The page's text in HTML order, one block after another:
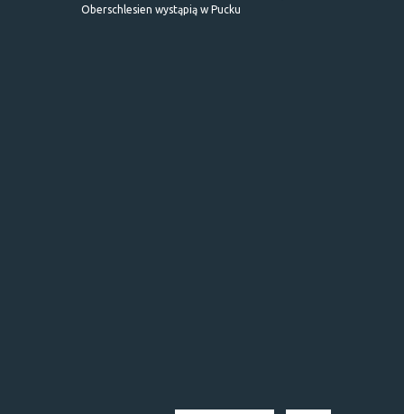
Oberschlesien wystąpią w Pucku